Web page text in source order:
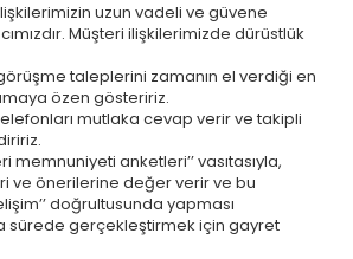
uzun vadeli ve güvene
Müşteri ilişkilerimizde dürüstlük
taleplerini zamanın el verdiği en
özen gösteririz.
mutlaka cevap verir ve takipli
memnuniyeti anketleri’’ vasıtasıyla,
ve önerilerine değer verir ve bu
doğrultusunda yapması
sürede gerçekleştirmek için gayret